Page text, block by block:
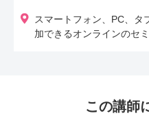
スマートフォン、PC、タ
加できるオンラインのセミ
この講師